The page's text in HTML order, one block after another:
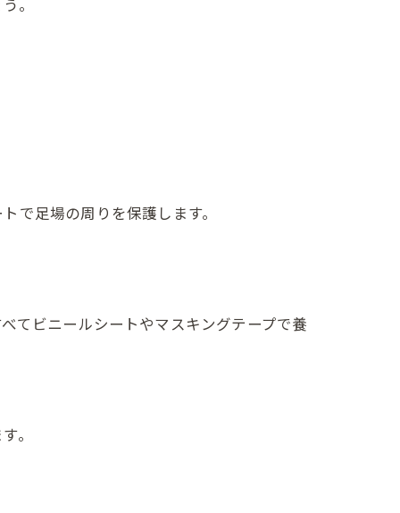
。
で足場の周りを保護します。
てビニールシートやマスキングテープで養
。